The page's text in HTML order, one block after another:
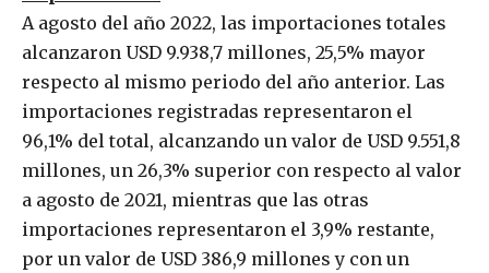
A agosto del año 2022, las importaciones totales
alcanzaron USD 9.938,7 millones, 25,5% mayor
respecto al mismo periodo del año anterior. Las
importaciones registradas representaron el
96,1% del total, alcanzando un valor de USD 9.551,8
millones, un 26,3% superior con respecto al valor
a agosto de 2021, mientras que las otras
importaciones representaron el 3,9% restante,
por un valor de USD 386,9 millones y con un